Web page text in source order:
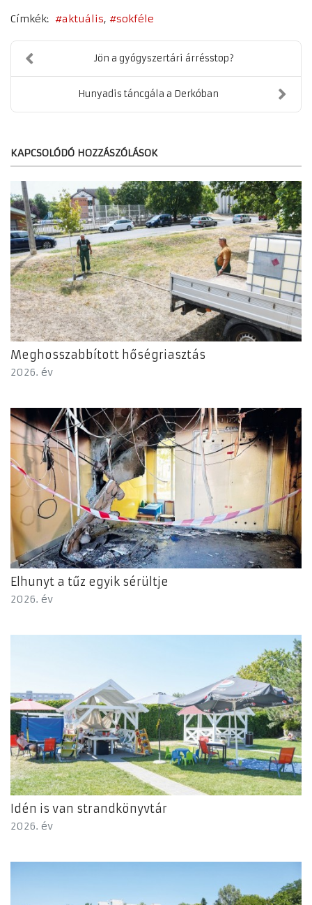
Címkék: aktuális sokféle
Jön a gyógyszertári árrésstop?
Hunyadis táncgála a Derkóban
KAPCSOLÓDÓ HOZZÁSZÓLÁSOK
Meghosszabbított hőségriasztás
2026. év
Elhunyt a tűz egyik sérültje
2026. év
Idén is van strandkönyvtár
2026. év